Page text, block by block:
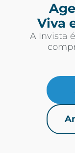
Viva
A Invista